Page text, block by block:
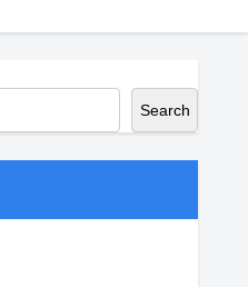
Search